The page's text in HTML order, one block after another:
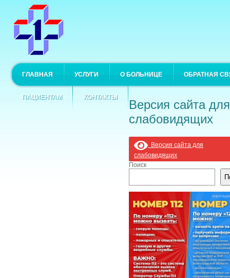
ГЛАВНАЯ УСЛУГИ О БОЛЬНИЦЕ ОБРАТНАЯ
ПАЦИЕНТАМ КОНТАКТЫ
Версия сайта для
слабовидящих
Версия сайта для
слабовидящих
Поиск